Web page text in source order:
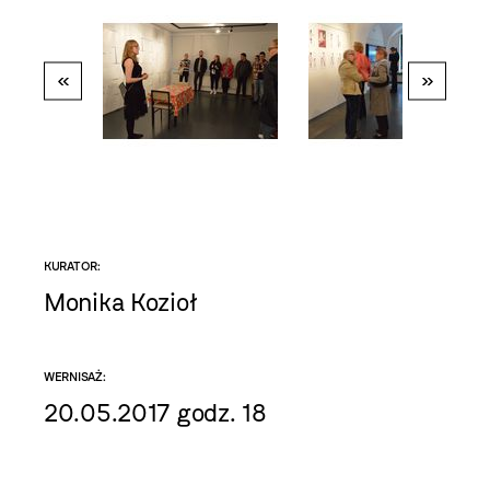
« »
KURATOR:
Monika Kozioł
WERNISAŻ:
20.05.2017 godz. 18